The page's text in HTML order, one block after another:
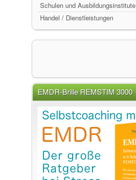
Schulen und Ausbildungsinstitute
Handel / Dienstleistungen
EMDR-Brille REMSTIM 3000